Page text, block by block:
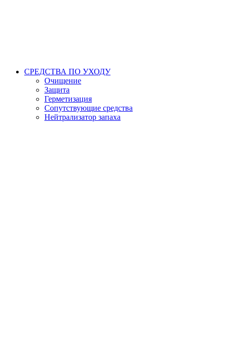
СРЕДСТВА ПО УХОДУ
Очищение
Защита
Герметизация
Сопутствующие средства
Нейтрализатор запаха